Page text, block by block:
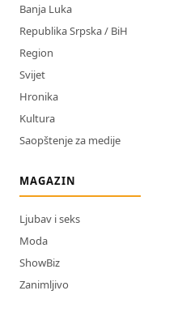
Banja Luka
Republika Srpska / BiH
Region
Svijet
Hronika
Kultura
Saopštenje za medije
MAGAZIN
Ljubav i seks
Moda
ShowBiz
Zanimljivo